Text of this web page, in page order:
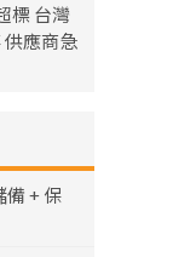
標 台灣
供應商急
備 + 保